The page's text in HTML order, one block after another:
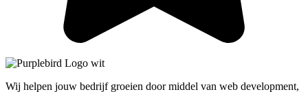
Wij helpen jouw bedrijf groeien door middel van web development,